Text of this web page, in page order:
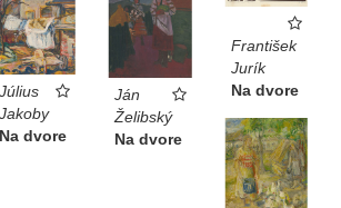
František
Jurík
Na dvore
Ján
Želibský
Na dvore
Július
Jakoby
Na dvore